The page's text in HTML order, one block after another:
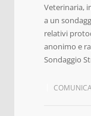
Veterinaria,
a un
relativi
anonimo e
Sondaggio